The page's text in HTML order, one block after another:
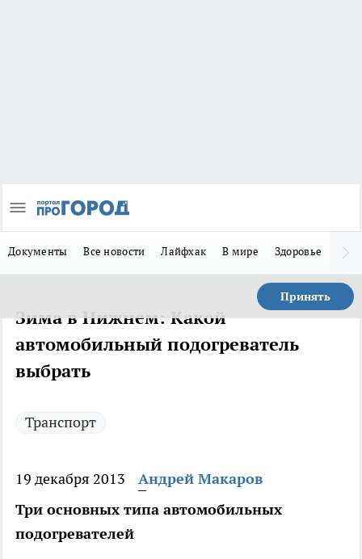
Документы Все новости Лайфхак В мире Здоровье
Принять
Зима в Нижнем: Какой
автомобильный подогреватель
выбрать
Транспорт
19 декабря 2013
Андрей Макаров
Три основных типа автомобильных
подогревателей